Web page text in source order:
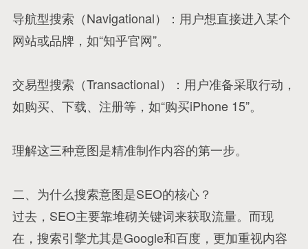
导航型搜索（Navigational）：用户想直接进入某个
网站或品牌，如“知乎官网”。
交易型搜索（Transactional）：用户准备采取行动，
如购买、下载、注册等，如“购买iPhone 15”。
理解这三种意图是精准制作内容的第一步。
二、为什么搜索意图是SEO的核心？
过去，SEO主要靠堆砌关键词来获取流量。而现
在，搜索引擎尤其是Google和百度，更加重视内容